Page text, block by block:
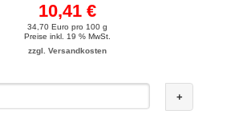
10,41 €
34,70 Euro pro 100 g
Preise inkl. 19 % MwSt.
zzgl. Versandkosten
+